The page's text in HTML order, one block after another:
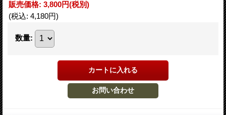
販売価格: 3,800円(税別)
(税込: 4,180円)
数量: